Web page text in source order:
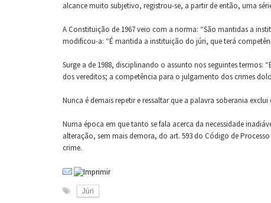
alcance muito subjetivo, registrou-se, a partir de então, uma
A Constituição de 1967 veio com a norma: “São mantidas a
modificou-a: “É mantida a instituição do júri, que terá
Surge a de 1988, disciplinando o assunto nos seguintes
dos vereditos; a competência para o julgamento dos crimes
Nunca é demais repetir e ressaltar que a palavra soberania
Numa época em que tanto se fala acerca da necessidade
alteração, sem mais demora, do art. 593 do Código de
crime.
Júri